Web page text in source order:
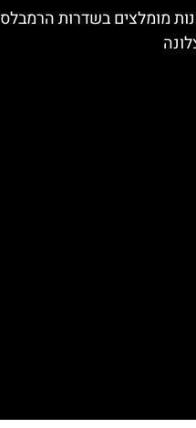
מומלצים בשדרות הרמבלס